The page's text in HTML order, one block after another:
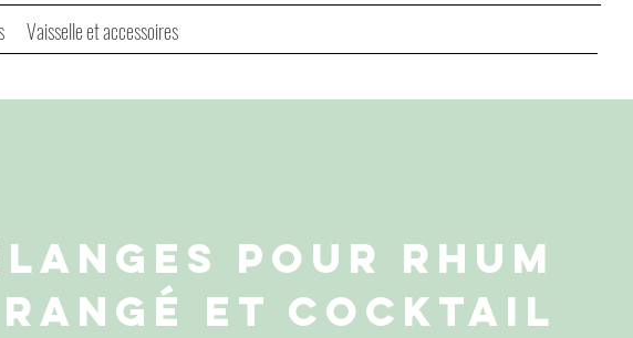
Vaisselle et accessoires
pour Rhum
et cocktail